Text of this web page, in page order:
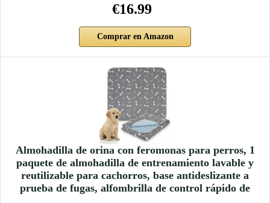
€16.99
Comprar en Amazon
Almohadilla de orina con feromonas para perros, 1
paquete de almohadilla de entrenamiento lavable y
reutilizable para cachorros, base antideslizante a
prueba de fugas, alfombrilla de control rápido de